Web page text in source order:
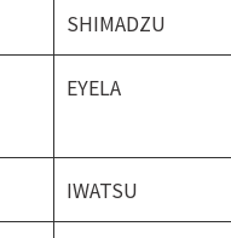
SHIMADZU
EYELA
IWATSU